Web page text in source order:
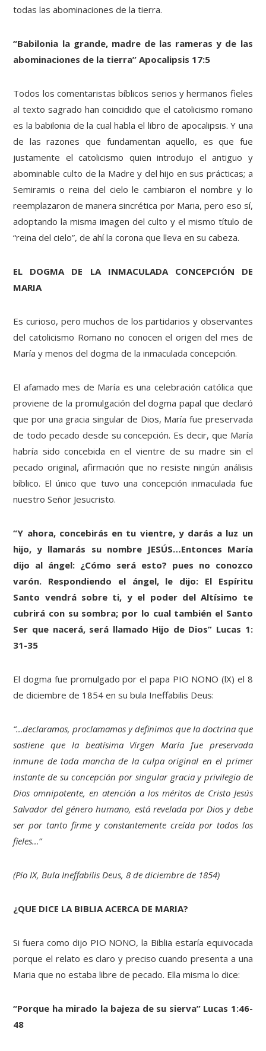
todas las abominaciones de la tierra.
“Babilonia la grande, madre de las rameras y de las
abominaciones de la tierra” Apocalipsis 17:5
Todos los comentaristas bíblicos serios y hermanos fieles
al texto sagrado han coincidido que el catolicismo romano
es la babilonia de la cual habla el libro de apocalipsis. Y una
de las razones que fundamentan aquello, es que fue
justamente el catolicismo quien introdujo el antiguo y
abominable culto de la Madre y del hijo en sus prácticas; a
Semiramis o reina del cielo le cambiaron el nombre y lo
reemplazaron de manera sincrética por Maria, pero eso sí,
adoptando la misma imagen del culto y el mismo título de
“reina del cielo”, de ahí la corona que lleva en su cabeza.
EL DOGMA DE LA INMACULADA CONCEPCIÓN DE
MARIA
Es curioso, pero muchos de los partidarios y observantes
del catolicismo Romano no conocen el origen del mes de
María y menos del dogma de la inmaculada concepción.
El afamado mes de María es una celebración católica que
proviene de la promulgación del dogma papal que declaró
que por una gracia singular de Dios, María fue preservada
de todo pecado desde su concepción. Es decir, que María
habría sido concebida en el vientre de su madre sin el
pecado original, afirmación que no resiste ningún análisis
bíblico. El único que tuvo una concepción inmaculada fue
nuestro Señor Jesucristo.
“Y ahora, concebirás en tu vientre, y darás a luz un
hijo, y llamarás su nombre JESÚS…Entonces María
dijo al ángel: ¿Cómo será esto? pues no conozco
varón. Respondiendo el ángel, le dijo: El Espíritu
Santo vendrá sobre ti, y el poder del Altísimo te
cubrirá con su sombra; por lo cual también el Santo
Ser que nacerá, será llamado Hijo de Dios” Lucas 1:
31-35
El dogma fue promulgado por el papa PIO NONO (lX) el 8
de diciembre de 1854 en su bula Ineffabilis Deus:
“…declaramos, proclamamos y definimos que la doctrina que
sostiene que la beatísima Virgen María fue preservada
inmune de toda mancha de la culpa original en el primer
instante de su concepción por singular gracia y privilegio de
Dios omnipotente, en atención a los méritos de Cristo Jesús
Salvador del género humano, está revelada por Dios y debe
ser por tanto firme y constantemente creída por todos los
fieles…”
(Pío IX, Bula Ineffabilis Deus, 8 de diciembre de 1854)
¿QUE DICE LA BIBLIA ACERCA DE MARIA?
Si fuera como dijo PIO NONO, la Biblia estaría equivocada
porque el relato es claro y preciso cuando presenta a una
Maria que no estaba libre de pecado. Ella misma lo dice:
“Porque ha mirado la bajeza de su sierva” Lucas 1:46-
48